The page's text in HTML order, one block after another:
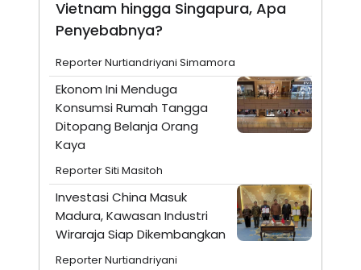
Vietnam hingga Singapura, Apa
Penyebabnya?
Reporter Nurtiandriyani Simamora
Ekonom Ini Menduga
Konsumsi Rumah Tangga
Ditopang Belanja Orang
Kaya
Reporter Siti Masitoh
Investasi China Masuk
Madura, Kawasan Industri
Wiraraja Siap Dikembangkan
Reporter Nurtiandriyani